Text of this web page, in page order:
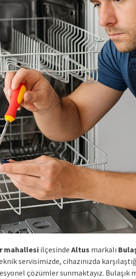
mahallesiilçesinde Altus markalı
servisimizde, cihazınızda
çözümler sunmaktayız. Bulaşık